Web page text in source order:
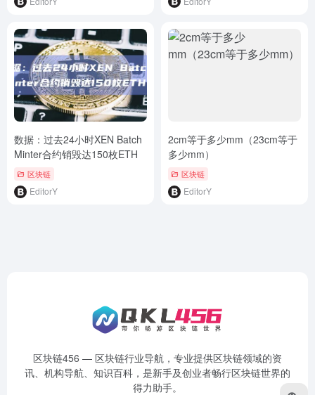
数据：过去24小时XEN Batch
Minter合约销毁达150枚ETH
区块链
EditorY
2cm等于多少mm（23cm等于
多少mm）
区块链
EditorY
区块链456 — 区块链行业导航，专业提供区块链领域的资
讯、机构导航、知识百科，是新手及创业者畅行区块链世界的
得力助手。